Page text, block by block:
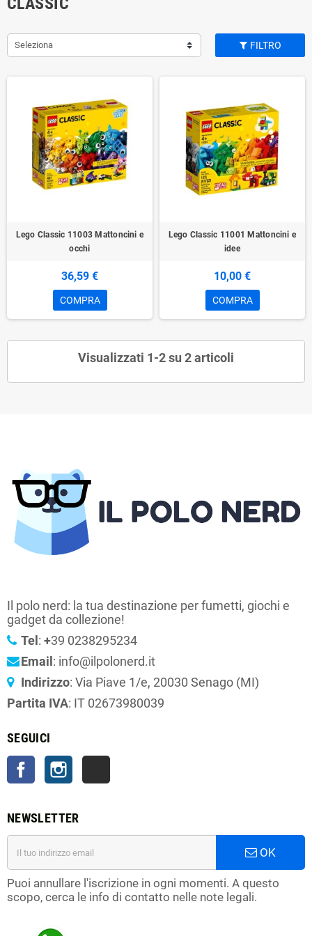
Seleziona FILTRO
Lego Classic 11003 Mattoncini e
occhi
36,59 €
COMPRA
Lego Classic 11001 Mattoncini e
idee
10,00 €
COMPRA
Visualizzati 1-2 su 2 articoli
Il polo nerd: la tua destinazione per fumetti, giochi e
gadget da collezione!
Tel : +39 0238295234
Email : info@ilpolonerd.it
Indirizzo: Via Piave 1/e, 20030 Senago (MI)
Partita IVA: IT 02673980039
SEGUICI
FacebookInstagram
NEWSLETTER
OK
Puoi annullare l'iscrizione in ogni momenti. A questo
scopo, cerca le info di contatto nelle note legali.